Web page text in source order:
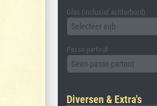
Glas (inclusief achterbord)
Selecteer aub
Passe-partout
Geen passe-partout
Diversen & Extra's